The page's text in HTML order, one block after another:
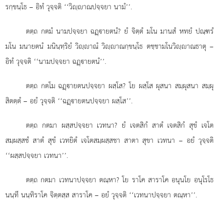
รกฺขนฺโธ – อิทํ วุจฺจติ ‘‘วิฺาณปจฺจยา นามํ’’.
ตตฺถ กตมํ นามปจฺจยา ฉฏฺายตนํ? ยํ จิตฺตํ มโน มานสํ หทยํ ปณฺฑรํ
มโน มนายตนํ มนินฺทฺริยํ วิฺาณํ วิฺาณกฺขนฺโธ ตชฺชามโนวิฺาณธาตุ –
อิทํ วุจฺจติ ‘‘นามปจฺจยา ฉฏฺายตนํ’’.
ตตฺถ กตโม ฉฏฺายตนปจฺจยา ผสฺโส? โย ผสฺโส ผุสนา สมฺผุสนา สมฺผุ
สิตตฺตํ – อยํ วุจฺจติ ‘‘ฉฏฺายตนปจฺจยา ผสฺโส’’.
ตตฺถ กตมา ผสฺสปจฺจยา เวทนา? ยํ เจตสิกํ สาตํ เจตสิกํ สุขํ เจโต
สมฺผสฺสชํ สาตํ สุขํ เวทยิตํ เจโตสมฺผสฺสชา สาตา สุขา เวทนา – อยํ วุจฺจติ
‘‘ผสฺสปจฺจยา เวทนา’’.
ตตฺถ กตมา เวทนาปจฺจยา ตณฺหา? โย ราโค สาราโค อนุนโย อนุโรโธ
นนฺที นนฺทิราโค จิตฺตสฺส สาราโค – อยํ วุจฺจติ ‘‘เวทนาปจฺจยา ตณฺหา’’.